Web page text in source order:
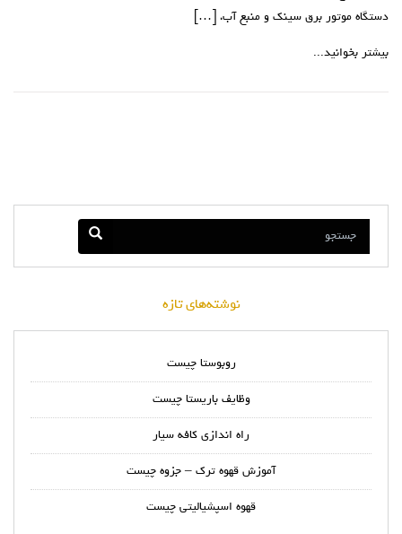
دستگاه موتور برق سینک و منبع آب، […]
بیشتر بخوانید...
نوشته‌های تازه
روبوستا چیست
وظایف باریستا چیست
راه اندازی کافه سیار
آموزش قهوه ترک – جزوه چیست
قهوه اسپشیالیتی چیست